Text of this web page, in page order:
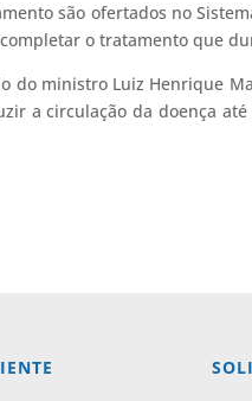
são ofertados no
o tratamento que
do ministro Luiz Henrique
a circulação da doença